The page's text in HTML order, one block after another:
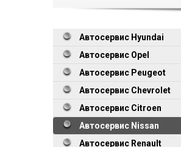
Автосервис Hyundai
Автосервис Opel
Автосервис Peugeot
Автосервис Chevrolet
Автосервис Citroen
Автосервис Nissan
Автосервис Renault